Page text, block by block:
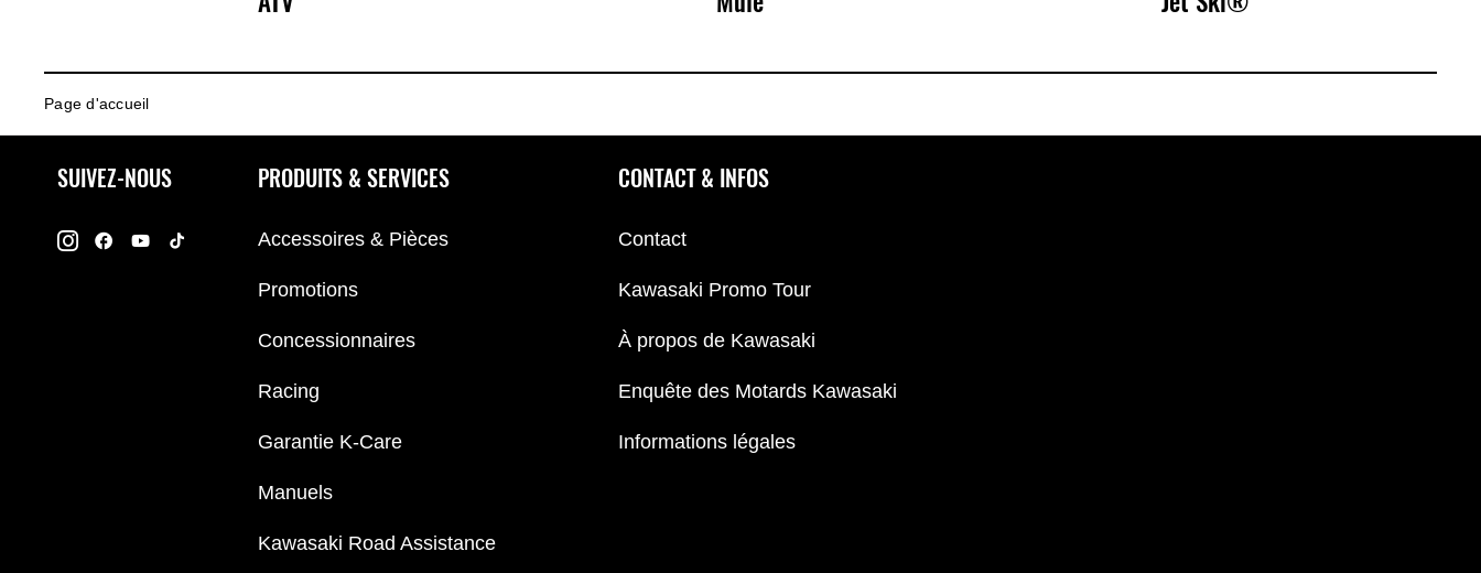
Page d'accueil
SUIVEZ-NOUS PRODUITS & SERVICES
Accessoires & Pièces
Promotions
Concessionnaires
Racing
Garantie K-Care
Manuels
Kawasaki Road Assistance
CONTACT & INFOS
Contact
Kawasaki Promo Tour
À propos de Kawasaki
Enquête des Motards Kawasaki
Informations légales